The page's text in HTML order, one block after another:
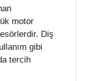
motor
Diş
gibi
tercih